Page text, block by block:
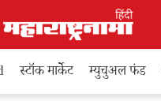
स्टॉक मार्केट म्युचुअल फंड